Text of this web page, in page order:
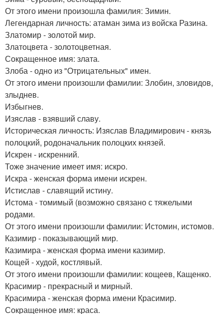
От этого имени произошла фамилия: Зимин.
Легендарная личность: атаман зима из войска Разина.
Златомир - золотой мир.
Златоцвета - золотоцветная.
Сокращенное имя: злата.
Злоба - одно из "Отрицательных" имен.
От этого имени произошли фамилии: Злобин, зловидов,
злыднев.
Избыгнев.
Изяслав - взявший славу.
Историческая личность: Изяслав Владимирович - князь
полоцкий, родоначальник полоцких князей.
Искрен - искренний.
Тоже значение имеет имя: искро.
Искра - женская форма имени искрен.
Истислав - славящий истину.
Истома - томимый (возможно связано с тяжелыми
родами.
От этого имени произошли фамилии: Истомин, истомов.
Казимир - показывающий мир.
Казимира - женская форма имени казимир.
Кощей - худой, костлявый.
От этого имени произошли фамилии: кощеев, Кащенко.
Красимир - прекрасный и мирный.
Красимира - женская форма имени Красимир.
Сокращенное имя: краса.